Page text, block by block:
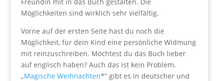
Möglichkeiten sind wirklich sehr vielfältig.
Vorne auf der ersten Seite hast du noch die
Möglichkeit, für dein Kind eine persönliche Widmung
mit reinzuschreiben. Möchtest du das Buch lieber
auf englisch haben? Auch das ist kein Problem.
„Magische Weihnachten*“ gibt es in deutscher und